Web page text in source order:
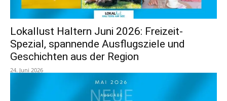
Lokallust Haltern Juni 2026: Freizeit-
Spezial, spannende Ausflugsziele und
Geschichten aus der Region
24. Juni 2026